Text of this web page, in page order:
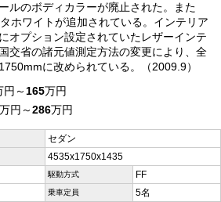
ルのボディカラーが廃止された。また
ホワイトが追加されている。インテリア
オプション設定されていたレザーインテ
交省の諸元値測定方法の変更により、全
に改められている。（2009.9）
円～165万円
万円～286万円
セダン
4535x1750x1435
駆動方式 FF
乗車定員 5名